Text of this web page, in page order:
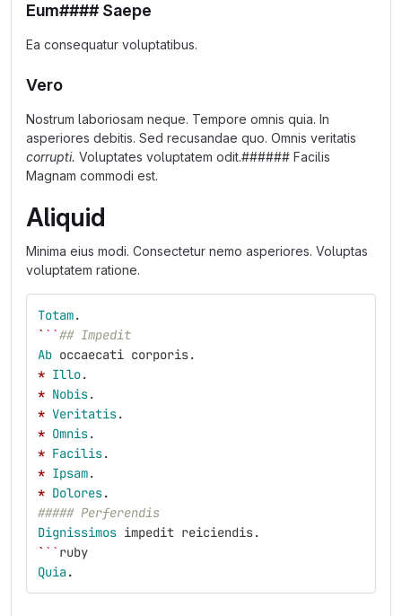
Eum#### Saepe
Ea consequatur voluptatibus.
Vero
Nostrum laboriosam neque. Tempore omnis quia. In
asperiores debitis. Sed recusandae quo. Omnis veritatis
corrupti. Voluptates voluptatem odit.###### Facilis
Magnam commodi est.
Aliquid
Minima eius modi. Consectetur nemo asperiores. Voluptas
voluptatem ratione.
Totam.
` ``## Impedit
Ab occaecati corporis.
* Illo.
* Nobis.
* Veritatis.
* Omnis.
* Facilis.
* Ipsam.
* Dolores.
##### Perferendis
Dignissimos impedit reiciendis.
` `` ruby
Quia.